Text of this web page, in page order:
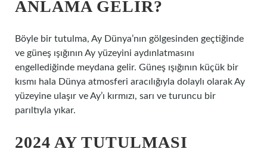
ANLAMA GELIR?
Böyle bir tutulma, Ay Dünya’nın gölgesinden geçtiğinde
ve güneş ışığının Ay yüzeyini aydınlatmasını
engellediğinde meydana gelir. Güneş ışığının küçük bir
kısmı hala Dünya atmosferi aracılığıyla dolaylı olarak Ay
yüzeyine ulaşır ve Ay’ı kırmızı, sarı ve turuncu bir
parıltıyla yıkar.
2024 AY TUTULMASI